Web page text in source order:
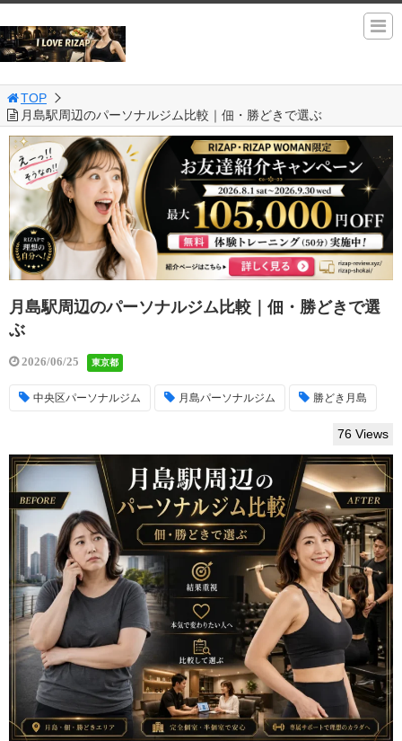
TOP
月島駅周辺のパーソナルジム比較｜佃・勝どきで選ぶ
月島駅周辺のパーソナルジム比較｜佃・勝どきで選
ぶ
2026/06/25 東京都
中央区パーソナルジム 月島パーソナルジム 勝どき月島
76 Views